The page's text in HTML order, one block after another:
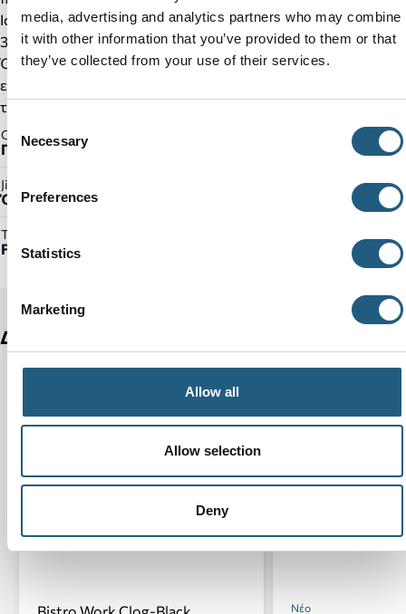
media, advertising and analytics partners who may combine
it with other information that you’ve provided to them or that
they’ve collected from your use of their services.
Selection
Necessary
Preferences
Statistics
Marketing
Allow all
Allow selection
Deny
Iconic Crocs Comfort™: ελαφριά, εύκαμπτα και με άνεση
360°.
Όπως συμβαίνει με τα περισσότερα λεία υλικά, ενδέχεται να
εμφανιστούν μικρά σημάδια φθοράς στο επάνω μέρος κατά
τη φυσιολογική χρήση.
Gender:
Γυναικείο
Jibbitz™ Ready:
Όχι
Τύπος Προϊόντος:
Flips
Δείτε ακόμη
Νέο